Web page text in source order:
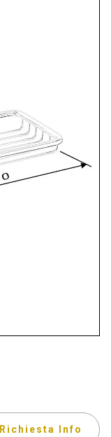
Richiesta Info